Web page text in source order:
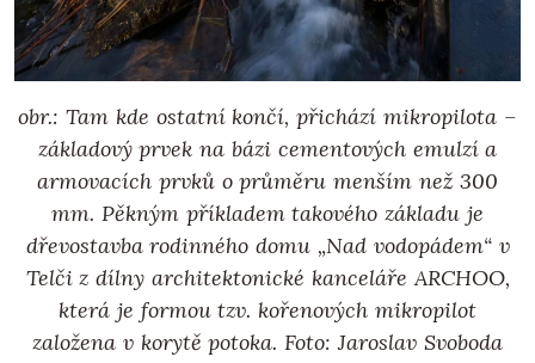
obr.: Tam kde ostatní končí, přichází mikropilota –
základový prvek na bázi cementových emulzí a
armovacích prvků o průměru menším než 300
mm. Pěkným příkladem takového základu je
dřevostavba rodinného domu „Nad vodopádem“ v
Telči z dílny architektonické kanceláře ARCHOO,
která je formou tzv. kořenových mikropilot
založena v korytě potoka. Foto: Jaroslav Svoboda